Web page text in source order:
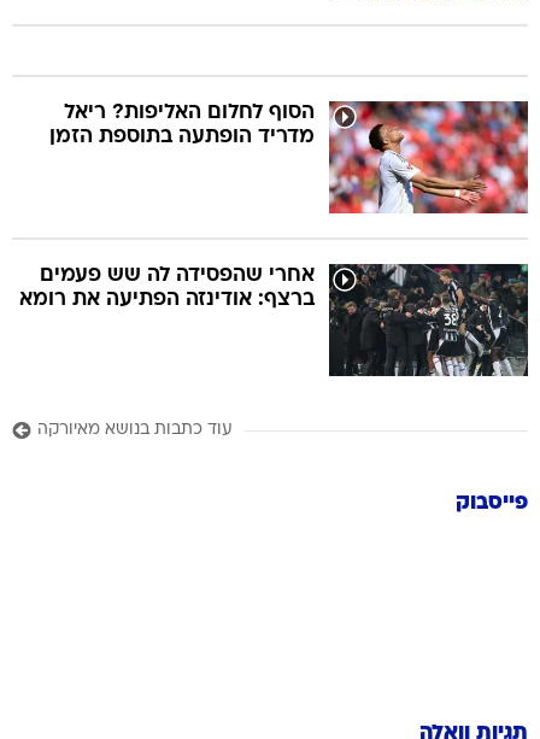
הסוף לחלום האליפות? ריאל
מדריד הופתעה בתוספת הזמן
אחרי שהפסידה לה שש פעמים
ברצף: אודינזה הפתיעה את רומא
עוד כתבות בנושא מאיורקה
פייסבוק
תגיות וואלה